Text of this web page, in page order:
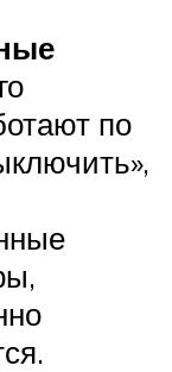
по